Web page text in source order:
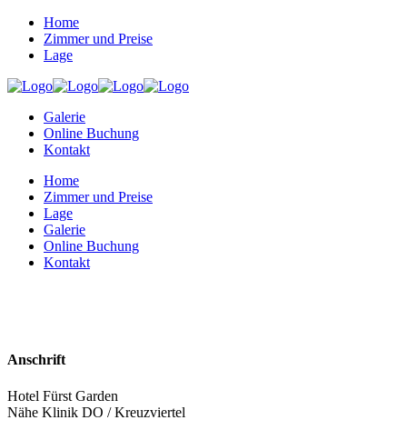
Home
Zimmer und Preise
Lage
Galerie
Online Buchung
Kontakt
Home
Zimmer und Preise
Lage
Galerie
Online Buchung
Kontakt
Anschrift
Hotel Fürst Garden
Nähe Klinik DO / Kreuzviertel